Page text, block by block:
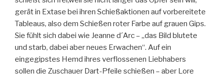
gerät in Extase bei ihren Schießaktionen auf vorbereitete
Tableaus, also dem Schießen roter Farbe auf grauen Gips.
Sie fühlt sich dabei wie Jeanne d´Arc – „das Bild blutete
und starb, dabei aber neues Erwachen“. Auf ein
eingegipstes Hemd ihres verflossenen Liebhabers
sollen die Zuschauer Dart-Pfeile schießen – aber Lore